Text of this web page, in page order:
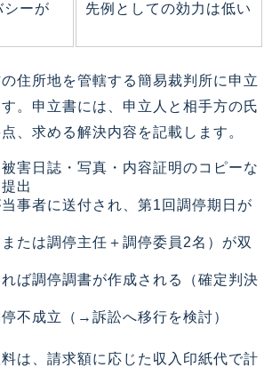
シーが
先例としての効力は低い
住所地を管轄する簡易裁判所に申立
。申立書には、申立人と相手方の氏
、求める解決内容を記載します。
害日誌・写真・内容証明のコピーな
出
事者に送付され、第1回調停期日が
たは調停主任＋調停委員2名）が双
ば調停調書が作成される（確定判決
不成立（→訴訟へ移行を検討）
は、請求額に応じた収入印紙代で計